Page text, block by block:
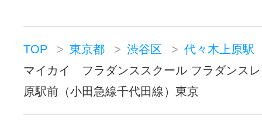
TOP 東京都 渋谷区
代々木上原駅
マイカイ フラダンススクール フラダンス
原駅前（小田急線千代田線）東京